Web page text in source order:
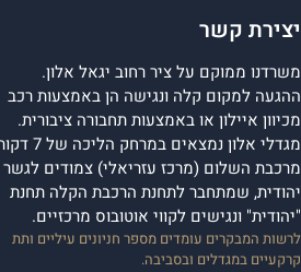
יצירת קשר
משרדנו ממוקם על ציר רחוב יגאל אלון.
ההגעה למקום קלה ונגישה הן באמצעות רכב
מכיוון איילון או באמצעות תחבורה ציבורית.
מגדלי אלון נמצאים במרחק הליכה
מרכבת השלום (מרכז עזריאלי) צמודים לגשר
יהודית, שמתחבר לתחנת הרכבת הקלה תחנת
"יהודית" ונגישים לקווי אוטובוס מרכזיים.
לרשות המבקרים עומדים מספר חניונים עיליים ותת
קרקעיים במגדלים ובסביבה.